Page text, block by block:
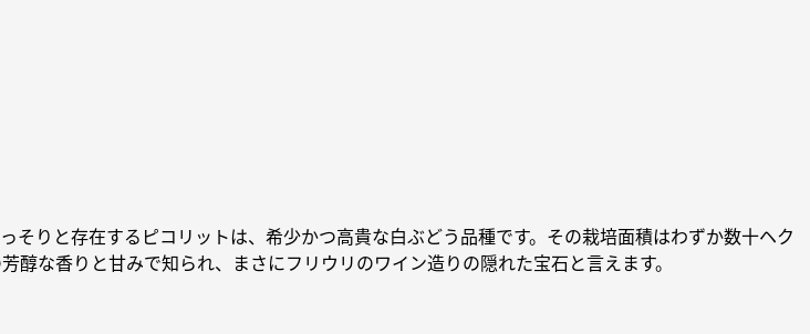
そりと存在するピコリットは、希少かつ高貴な白ぶどう品種です。その栽培面積はわずか数十ヘク
な香りと甘みで知られ、まさにフリウリのワイン造りの隠れた宝石と言えます。